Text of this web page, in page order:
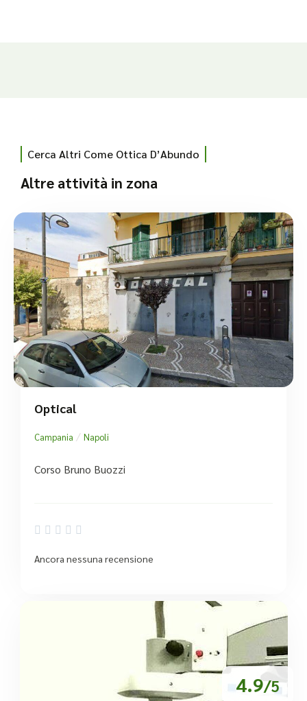
Cerca Altri Come Ottica D’Abundo
Altre attività in zona
Optical
Campania / Napoli
Corso Bruno Buozzi
    
Ancora nessuna recensione
4.9/5